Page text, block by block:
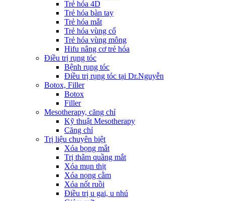
Trẻ hóa 4D
Trẻ hóa bàn tay
Trẻ hóa mắt
Trẻ hóa vùng cổ
Trẻ hóa vùng mông
Hifu nâng cơ trẻ hóa
Điều trị rụng tóc
Bệnh rụng tóc
Điều trị rụng tóc tại Dr.Nguyễn
Botox, Filler
Botox
Filler
Mesotherapy, căng chỉ
Kỹ thuật Mesotherapy
Căng chỉ
Trị liệu chuyên biệt
Xóa bọng mắt
Trị thâm quầng mắt
Xóa mụn thịt
Xóa nọng cằm
Xóa nốt ruồi
Điều trị u gai, u nhú